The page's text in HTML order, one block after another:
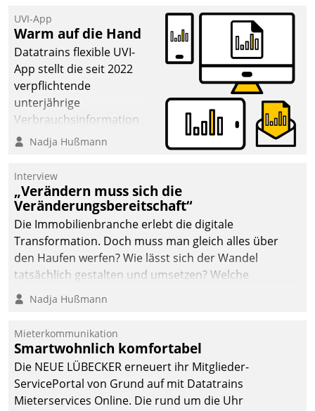
UVI-App
Warm auf die Hand
Datatrains flexible UVI-
App stellt die seit 2022
verpflichtende
unterjährige
Verbrauchsinformation
schnell, zuverlässig und
Die monatlichen
Mitteilungen zum
Heizungs- und
Wasserverbrauch gehen
automatisiert, vollständig
und auf Wunsch über
mehrere zuvor
Kommunikationswege bei
Nadja Hußmann
Interview
„Verändern muss sich die
Veränderungsbereitschaft“
Die Immobilienbranche erlebt die digitale
Transformation. Doch muss man gleich alles über
den Haufen werfen? Wie lässt sich der Wandel
tatsächlich gestalten und umsetzen? Welche
Argumente zählen wirklich?
Nadja Hußmann
Mieterkommunikation
Smartwohnlich komfortabel
Die NEUE LÜBECKER erneuert ihr Mitglieder-
ServicePortal von Grund auf mit Datatrains
Mieterservices Online. Die rund um die Uhr